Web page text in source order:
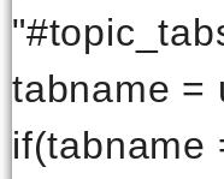
tabname =
if(tabname